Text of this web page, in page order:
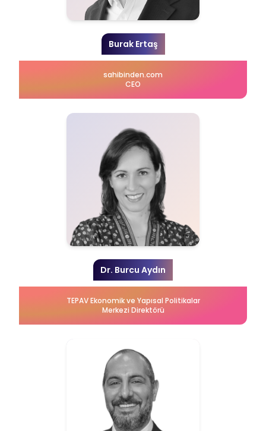
Burak Ertaş
sahibinden.com
CEO
Dr. Burcu Aydın
TEPAV Ekonomik ve Yapısal Politikalar
Merkezi Direktörü